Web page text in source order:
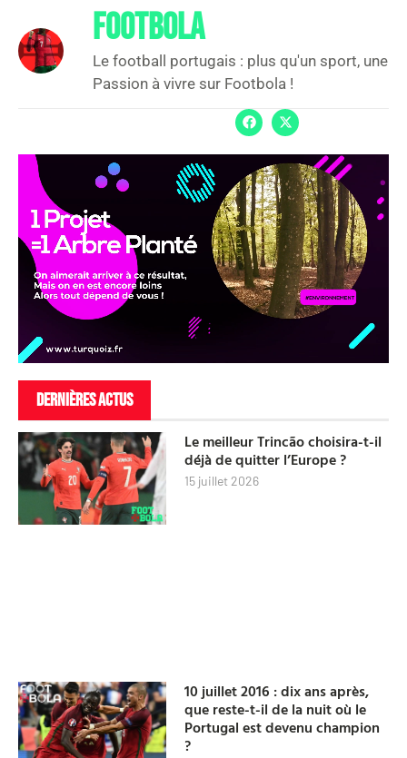
FOOTBOLA
Le football portugais : plus qu'un sport, une
Passion à vivre sur Footbola !
DERNIÈRES ACTUS
Le meilleur Trincão choisira-t-il
déjà de quitter l’Europe ?
15 juillet 2026
10 juillet 2016 : dix ans après,
que reste-t-il de la nuit où le
Portugal est devenu champion
?